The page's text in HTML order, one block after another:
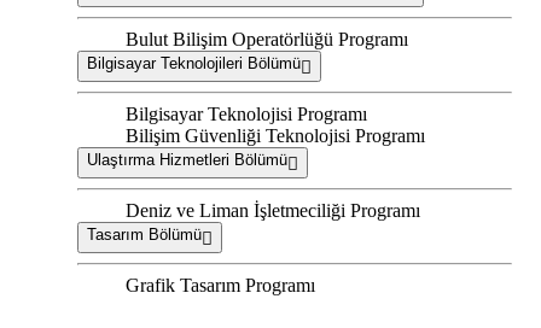
Bulut Bilişim Operatörlüğü Programı
Bilgisayar Teknolojileri Bölümü
Bilgisayar Teknolojisi Programı
Bilişim Güvenliği Teknolojisi Programı
Ulaştırma Hizmetleri Bölümü
Deniz ve Liman İşletmeciliği Programı
Tasarım Bölümü
Grafik Tasarım Programı